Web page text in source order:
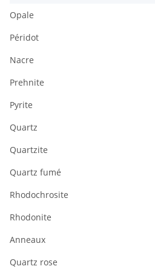
Opale
Péridot
Nacre
Prehnite
Pyrite
Quartz
Quartzite
Quartz fumé
Rhodochrosite
Rhodonite
Anneaux
Quartz rose